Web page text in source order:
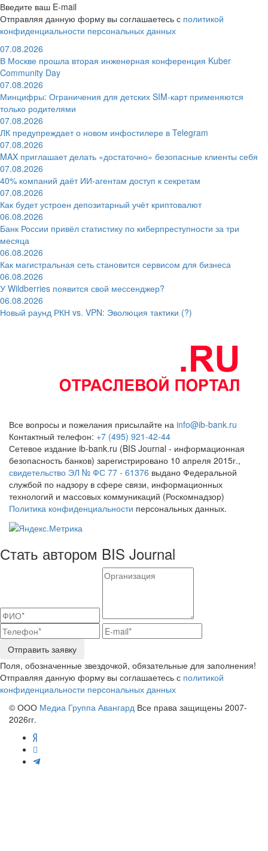
Введите ваш E-mail
Отправляя данную форму вы соглашаетесь с политикой
конфиденциальности персональных данных
07.08.2026
В Москве прошла вторая инженерная конференция Kuber
Community Day
07.08.2026
Минцифры: Ограничения для детских SIM-карт применяются
только родителями
07.08.2026
ЛК предупреждает о новом инфостилере в Telegram
07.08.2026
MAX приглашает делать «достаточно» безопасные клиенты себя
07.08.2026
40% компаний даёт ИИ‑агентам доступ к секретам
07.08.2026
Как будет устроен депозитарный учёт криптовалют
06.08.2026
Банк России привёл статистику по киберпреступности за три
месяца
06.08.2026
Как магистральная сеть становится сервисом для бизнеса
06.08.2026
У Wildberries появится свой мессенджер?
06.08.2026
Новый раунд РКН vs. VPN: Эволюция тактики (?)
Все вопросы и пожелания присылайте на info@ib-bank.ru
Контактный телефон: +7 (495) 921-42-44
Сетевое издание ib-bank.ru (BIS Journal - информационная
безопасность банков) зарегистрировано 10 апреля 2015г.,
свидетельство ЭЛ № ФС 77 - 61376 выдано Федеральной
службой по надзору в сфере связи, информационных
технологий и массовых коммуникаций (Роскомнадзор)
Политика конфиденциальности персональных данных.
Стать автором BIS Journal
Отправить заявку
Поля, обозначенные звездочкой, обязательные для заполнения!
Отправляя данную форму вы соглашаетесь с политикой
конфиденциальности персональных данных
© ООО Медиа Группа Авангард Все права защищены 2007-
2026гг.